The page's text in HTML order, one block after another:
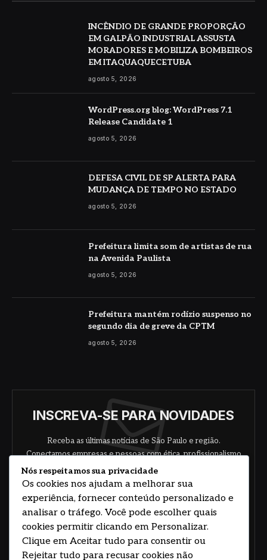
INCÊNDIO DE GRANDE PROPORÇÃO
EM GALPÃO INDUSTRIAL ASSUSTA
MORADORES E MOBILIZA BOMBEIROS
EM ITAQUAQUECETUBA
agosto 5, 2026
WordPress.org blog: WordPress 7.1
Release Candidate 1
agosto 5, 2026
DEFESA CIVIL DE SP ALERTA PARA
MUDANÇA DE TEMPO NO ESTADO
agosto 5, 2026
Prefeitura limita som de artistas de rua
na Avenida Paulista
agosto 5, 2026
Prefeitura mantém rodízio suspenso no
segundo dia de greve da CPTM
agosto 5, 2026
INSCREVA-SE PARA NOVIDADES
Receba as últimas notícias de São Paulo e região.
Conectamos empresas e pessoas com ética, profissionalismo
e responsabilidade.
Nós respeitamos sua privacidade
Os cookies nos ajudam a melhorar sua
experiência, fornecer conteúdo personalizado e
analisar o tráfego. Você pode escolher quais
cookies permitir clicando em Personalizar.
Clique em Aceitar tudo para consentir ou
Rejeitar tudo para recusar cookies não